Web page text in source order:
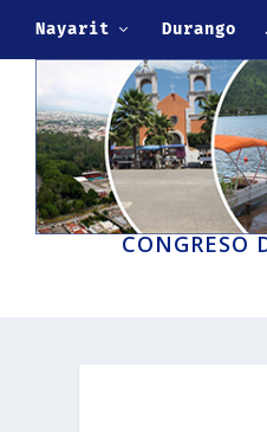
Nayarit Durango
CONGRESO